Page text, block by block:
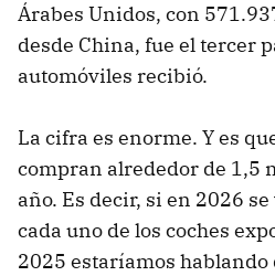
Árabes Unidos, con
desde China, fue el tercer
automóviles recibió.
La cifra es enorme. Y es
compran alrededor de 1,5
año. Es decir, si en 2026
cada uno de los coches
2025 estaríamos hablando